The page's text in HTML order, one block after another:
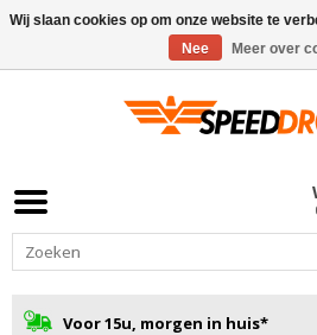
Voor 15u, morgen in huis*
Wij slaan cookies op om onze website te
Nee
Meer over